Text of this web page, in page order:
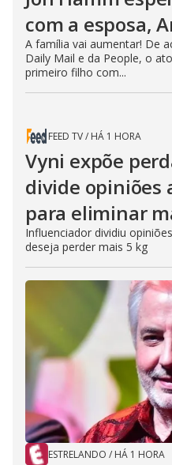
com a esposa,
A família vai aumentar! De
Daily Mail e da People, o
primeiro filho com...
FEED TV/ HÁ 1 HORA
Vyni expõe
divide opiniões
para eliminar
Influenciador dividiu
deseja perder mais 5 kg
ESTRELANDO / HÁ 1 HORA